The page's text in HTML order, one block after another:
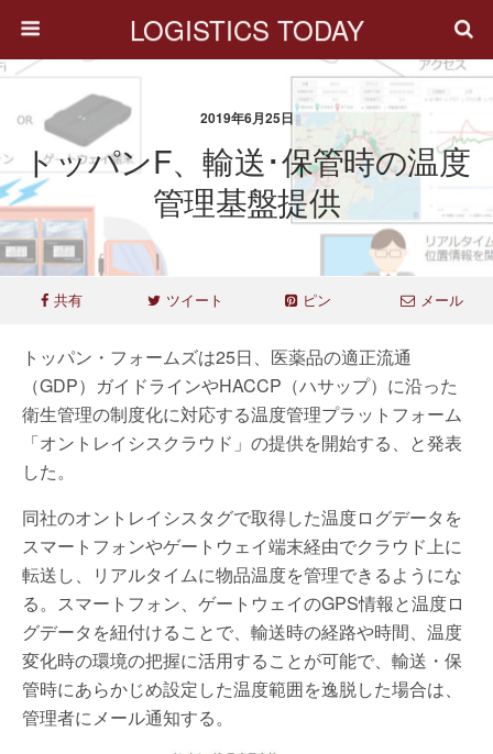
LOGISTICS TODAY
2019年6月25日
トッパンF、輸送･保管時の温度
管理基盤提供
共有 ツイート ピン メール
トッパン・フォームズは25日、医薬品の適正流通
（GDP）ガイドラインやHACCP（ハサップ）に沿った
衛生管理の制度化に対応する温度管理プラットフォーム
「オントレイシスクラウド」の提供を開始する、と発表
した。
同社のオントレイシスタグで取得した温度ログデータを
スマートフォンやゲートウェイ端末経由でクラウド上に
転送し、リアルタイムに物品温度を管理できるようにな
る。スマートフォン、ゲートウェイのGPS情報と温度ロ
グデータを紐付けることで、輸送時の経路や時間、温度
変化時の環境の把握に活用することが可能で、輸送・保
管時にあらかじめ設定した温度範囲を逸脱した場合は、
管理者にメール通知する。